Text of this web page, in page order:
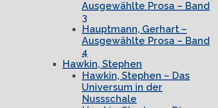
Ausgewählte Prosa – Band
3
Hauptmann, Gerhart –
Ausgewählte Prosa – Band
4
Hawkin, Stephen
Hawkin, Stephen – Das
Universum in der
Nussschale